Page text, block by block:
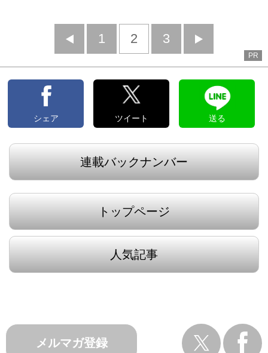
前
へ
1 2 3
へ
PR
シェア ツイート 送る
連載バックナンバー
トップページ
人気記事
メルマガ登録